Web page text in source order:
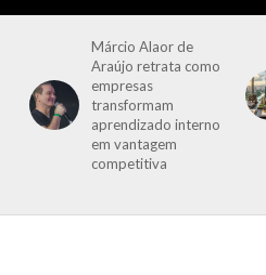
Márcio Alaor de
Araújo retrata como
empresas
transformam
aprendizado interno
em vantagem
competitiva